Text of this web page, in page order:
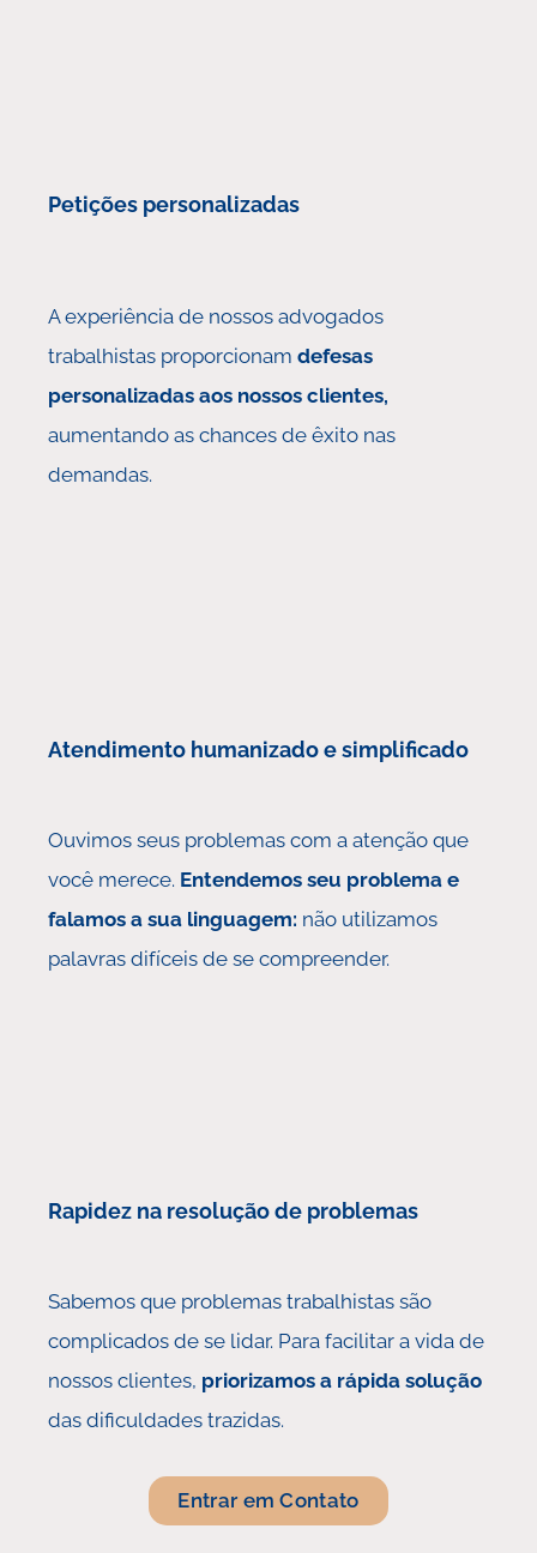
Petições personalizadas
A experiência de nossos advogados
trabalhistas proporcionam defesas
personalizadas aos nossos clientes,
aumentando as chances de êxito nas
demandas.
Atendimento humanizado e simplificado
Ouvimos seus problemas com a atenção que
você merece. Entendemos seu problema e
falamos a sua linguagem: não utilizamos
palavras difíceis de se compreender.
Rapidez na resolução de problemas
Sabemos que problemas trabalhistas são
complicados de se lidar. Para facilitar a vida de
nossos clientes, priorizamos a rápida solução
das dificuldades trazidas.
Entrar em Contato